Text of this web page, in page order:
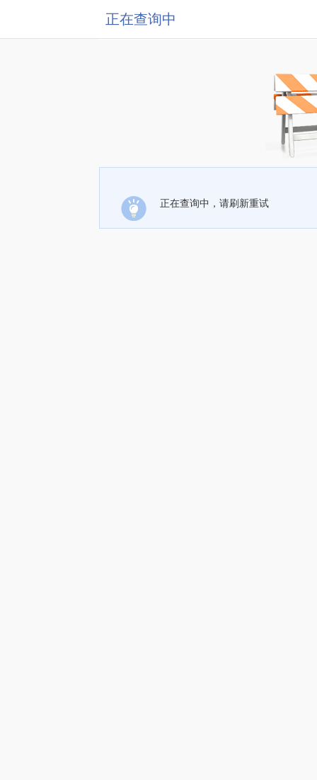
正在查询中
正在查询中，请刷新重试